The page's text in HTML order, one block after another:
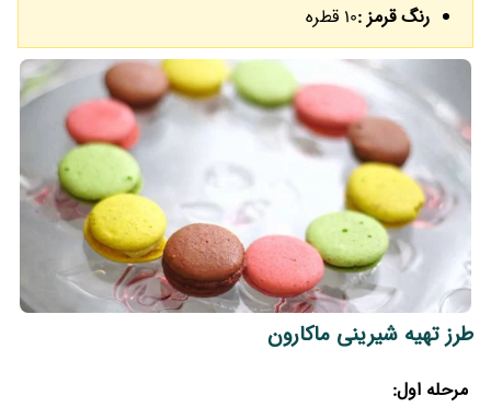
رنگ قرمز :10 قطره
طرز تهیه شیرینی ماکارون
مرحله اول: